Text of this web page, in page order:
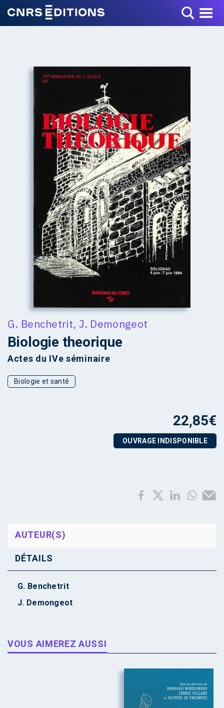
Toggle Menu
+
G. Benchetrit, J. Demongeot
Biologie theorique
Actes du IVe séminaire
Biologie et santé
22,85€
OUVRAGE INDISPONIBLE
AUTEUR(S)
DÉTAILS
G. Benchetrit
J. Demongeot
VOUS AIMEREZ AUSSI